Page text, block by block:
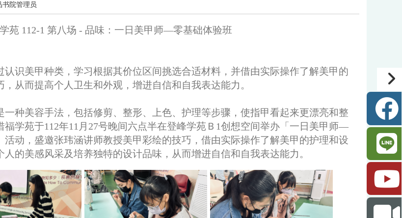
书院管理员
学苑 112-1 第八场 - 品味：一日美甲师—零基础体验班
认识美甲种类，学习根据其价位区间挑选合适材料，并借由实际操作了解美甲的
，从而提高个人卫生和外观，增进自信和自我表达能力。
一种美容手法，包括修剪、整形、上色、护理等步骤，使指甲看起来更漂亮和整
福学苑于112年11月27号晚间六点半在登峰学苑Ｂ1创想空间举办「一日美甲师—
活动，盛邀张玮涵讲师教授美甲彩绘的技巧，借由实际操作了解美甲的护理和设
人的美感风采及培养独特的设计品味，从而增进自信和自我表达能力。